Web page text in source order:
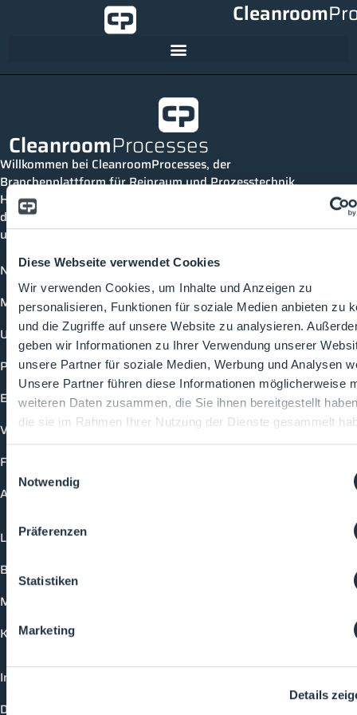
Diese Webseite verwendet Cookies
Wir verwenden Cookies, um Inhalte und Anzeigen zu
personalisieren, Funktionen für soziale Medien anbieten zu
und die Zugriffe auf unsere Website zu analysieren.
geben wir Informationen zu Ihrer Verwendung unserer
unsere Partner für soziale Medien, Werbung und Analysen
Unsere Partner führen diese Informationen möglicherweise
weiteren Daten zusammen, die Sie ihnen bereitgestellt
die sie im Rahmen Ihrer Nutzung der Dienste gesammelt
Einwilligungsauswahl
Notwendig
Präferenzen
Statistiken
Marketing
Details
Cleanroom
CleanroomProcesses
Willkommen bei CleanroomProcesses, der
Branchenplattform für Reinraum und Prozesstechnik.
Hier bleibst du immer auf dem neuesten Stand, kannst
dich mit anderen verknüpfen und alle relevanten Themen
und Events der Branche entdecken.
News
Mediathek
Unternehmen
Produkte
Events
Vorträge
Future-Faces
Academy
Login
Buchungsmöglichkeiten
Medienformate
Kontakt
Impressum
Datenschutzerklärung